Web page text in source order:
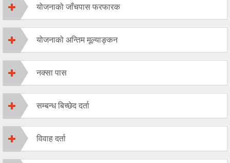
योजनाको जाँचपास फरफारक
योजनाको अन्तिम मूल्याङ्कन
नक्सा पास
सम्बन्ध बिच्छेद दर्ता
विवाह दर्ता